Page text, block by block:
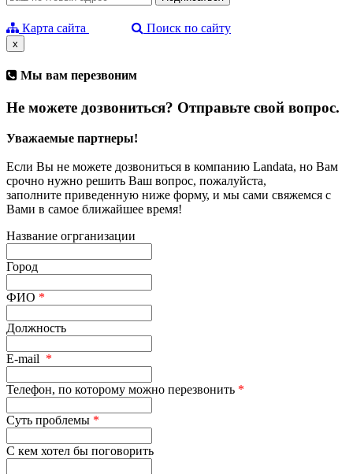
Карта сайта Поиск по сайту
x
Мы вам перезвоним
Не можете дозвониться? Отправьте свой вопрос.
Уважаемые партнеры!
Если Вы не можете дозвониться в компанию Landata, но Вам
срочно нужно решить Ваш вопрос, пожалуйста,
заполните приведенную ниже форму, и мы сами свяжемся с
Вами в самое ближайшее время!
Название огрганизации
Город
ФИО *
Должность
E-mail *
Телефон, по которому можно перезвонить *
Суть проблемы *
С кем хотел бы поговорить